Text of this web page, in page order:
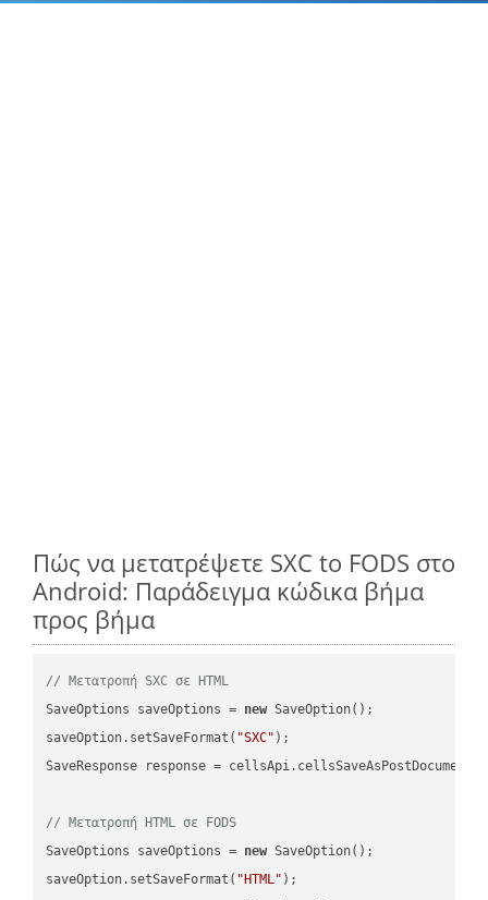
Πώς να μετατρέψετε SXC to FODS στο
Android: Παράδειγμα κώδικα βήμα
προς βήμα
// Μετατροπή SXC σε HTML
SaveOptions saveOptions = new SaveOption();
saveOption.setSaveFormat( "SXC" );
SaveResponse response =
// Μετατροπή HTML σε FODS
SaveOptions saveOptions = new SaveOption();
saveOption.setSaveFormat( "HTML" );